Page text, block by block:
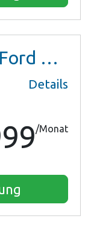
Ford Mustang
Details
/Monat